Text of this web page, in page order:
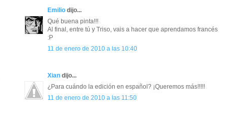
Emilio dijo...
Qué buena pinta!!!
Al final, entre tú y Triso, vais a hacer que aprendamos francés
:P
11 de enero de 2010 a las 10:40
Xian dijo...
¿Para cuándo la edición en español? ¡Queremos más!!!!!
11 de enero de 2010 a las 11:50